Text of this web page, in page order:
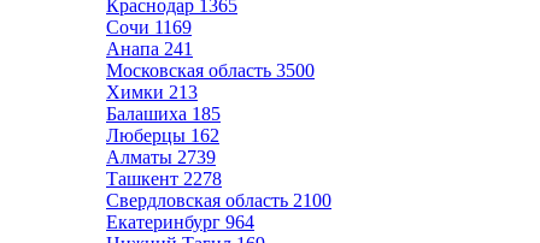
Краснодар 1365
Сочи 1169
Анапа 241
Московская область 3500
Химки 213
Балашиха 185
Люберцы 162
Алматы 2739
Ташкент 2278
Свердловская область 2100
Екатеринбург 964